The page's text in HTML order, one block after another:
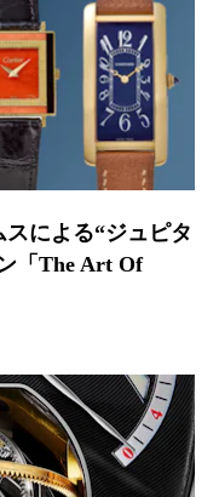
による“ジュピタ
「The Art Of